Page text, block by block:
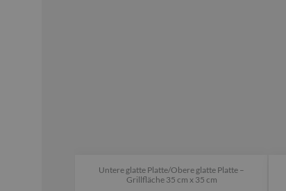
Untere glatte Platte/Obere glatte Platte –
Grillfläche 35 cm x 35 cm